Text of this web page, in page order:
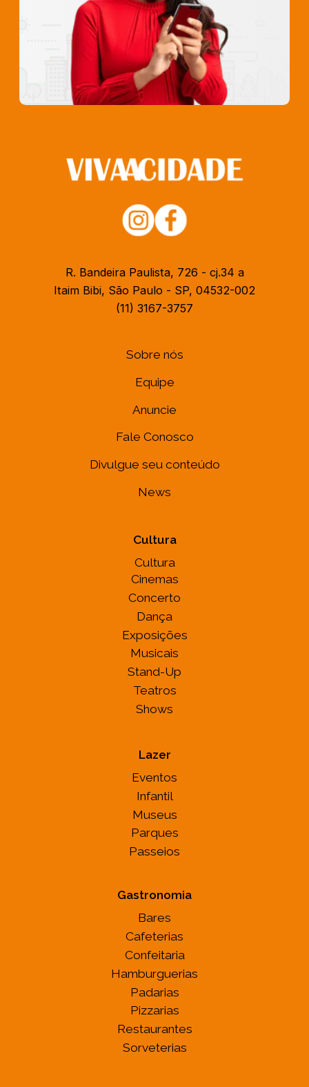
R. Bandeira Paulista, 726 - cj.34 a
Itaim Bibi, São Paulo - SP, 04532-002
(11) 3167-3757
Sobre nós
Equipe
Anuncie
Fale Conosco
Divulgue seu conteúdo
News
Cultura
Cultura
Cinemas
Concerto
Dança
Exposições
Musicais
Stand-Up
Teatros
Shows
Lazer
Eventos
Infantil
Museus
Parques
Passeios
Gastronomia
Bares
Cafeterias
Confeitaria
Hamburguerias
Padarias
Pizzarias
Restaurantes
Sorveterias